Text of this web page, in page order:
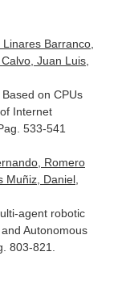
Barranco,
Juan Luis,
on CPUs
Internet
533-541
Romero
Muñiz, Daniel,
agent robotic
Autonomous
803-821.